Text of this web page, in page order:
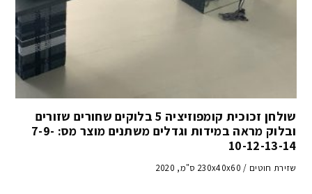
שולחן זכוכית קומפוזיציה 5 בלוקים שחורים שזורים
ובלוק מראה במידות וגדלים משתנים מוצר מס: 7-9-
10-12-13-14
שזירת חוטים / 230x40x60 ס"מ, 2020